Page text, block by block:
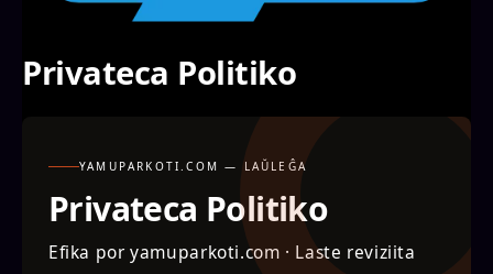
Privateca Politiko
YAMUPARKOTI.COM — LAŬLEĜA
Privateca Politiko
Efika por yamuparkoti.com · Laste reviziita